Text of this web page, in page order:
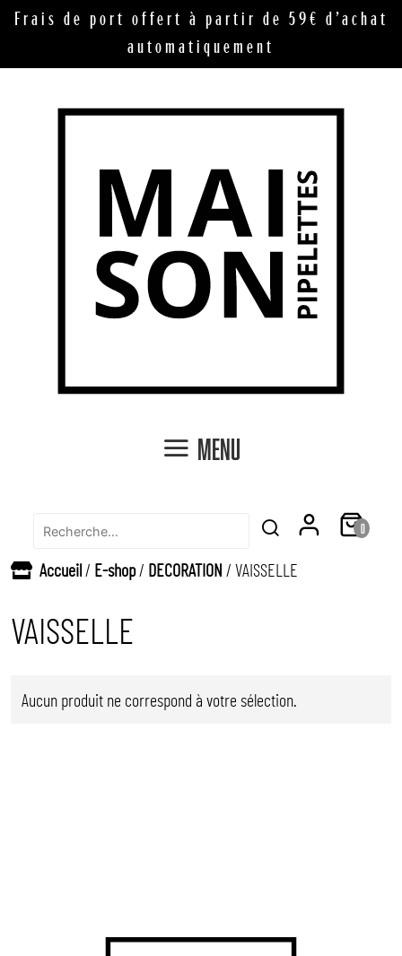
Frais de port offert à partir de 59€ d’achat
automatiquement
Menu
Recherche
0
Accueil/ E-shop/ DECORATION / VAISSELLE
VAISSELLE
Aucun produit ne correspond à votre sélection.